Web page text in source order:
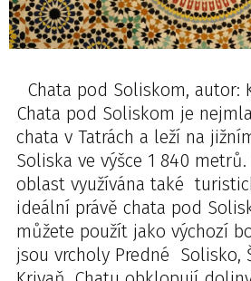
Chata pod Soliskom, autor:
Chata pod Soliskom je
chata v Tatrách a leží na
Soliska ve výšce 1 840
oblast využívána také
ideální právě chata pod
můžete použít jako výchozí
jsou vrcholy Predné Solisko,